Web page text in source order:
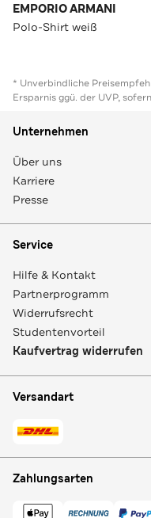
EMPORIO ARMANI
Polo-Shirt weiß
* Unverbindliche
Ersparnis ggü. der UVP,
Unternehmen
Über uns
Karriere
Presse
Service
Hilfe & Kontakt
Partnerprogramm
Widerrufsrecht
Studentenvorteil
Kaufvertrag widerrufen
Versandart
Zahlungsarten